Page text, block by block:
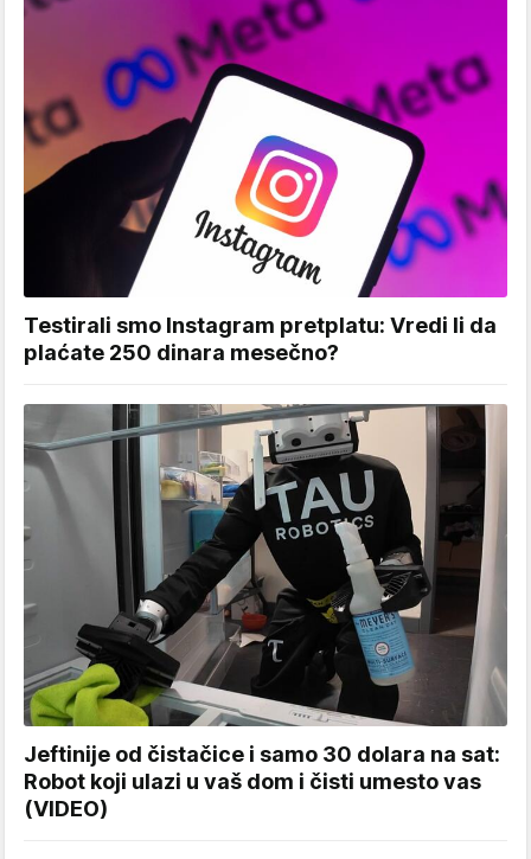
Testirali smo Instagram pretplatu: Vredi li da
plaćate 250 dinara mesečno?
Jeftinije od čistačice i samo 30 dolara na sat:
Robot koji ulazi u vaš dom i čisti umesto vas
(VIDEO)